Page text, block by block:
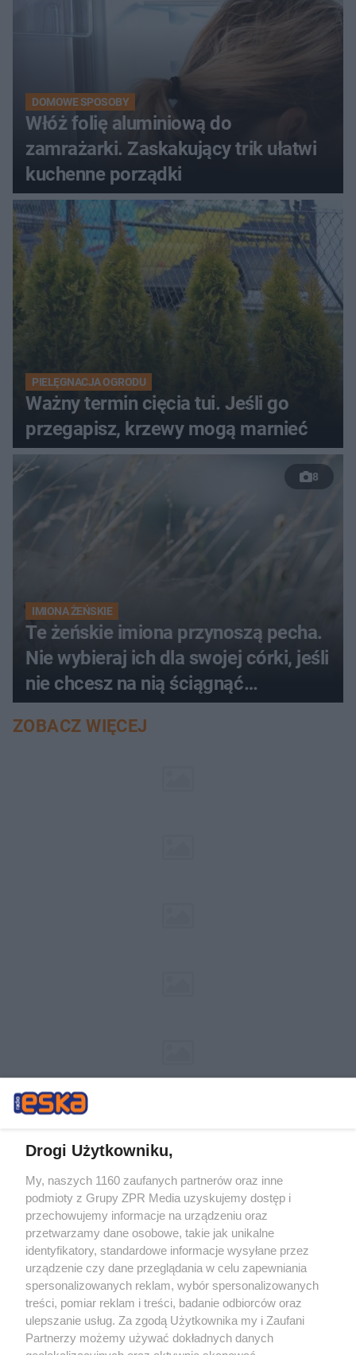
DOMOWE SPOSOBY
Włóż folię aluminiową do
zamrażarki. Zaskakujący trik ułatwi
kuchenne porządki
PIELĘGNACJA OGRODU
Ważny termin cięcia tui. Jeśli go
przegapisz, krzewy mogą marnieć
8
IMIONA ŻEŃSKIE
Te żeńskie imiona przynoszą pecha.
Nie wybieraj ich dla swojej córki, jeśli
nie chcesz na nią ściągnąć
nieszczęścia
ZOBACZ WIĘCEJ
Żaden utwór zamieszczony w serwisie nie może być powielany i
rozpowszechniany lub dalej rozpowszechniany w jakikolwiek sposób (w
tym także elektroniczny lub mechaniczny) na jakimkolwiek polu
eksploatacji w jakiejkolwiek formie, włącznie z umieszczaniem w
Internecie bez pisemnej zgody właściciela praw. Jakiekolwiek użycie lub
wykorzystanie utworów w całości lub w części z naruszeniem prawa,
tzn. bez właściwej zgody, jest zabronione pod groźbą kary i może być
ścigane prawnie.
Drogi Użytkowniku,
My, naszych 1160 zaufanych partnerów oraz inne
podmioty z Grupy ZPR Media uzyskujemy dostęp i
przechowujemy informacje na urządzeniu oraz
przetwarzamy dane osobowe, takie jak unikalne
identyfikatory, standardowe informacje wysyłane przez
urządzenie czy dane przeglądania w celu zapewniania
spersonalizowanych reklam, wybór spersonalizowanych
treści, pomiar reklam i treści, badanie odbiorców oraz
ulepszanie usług. Za zgodą Użytkownika my i Zaufani
Partnerzy możemy używać dokładnych danych